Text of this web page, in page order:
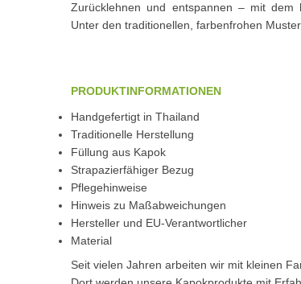
Zurücklehnen und entspannen – mit dem
Unter den traditionellen, farbenfrohen
PRODUKTINFORMATIONEN
Handgefertigt in Thailand
Traditionelle Herstellung
Füllung aus Kapok
Strapazierfähiger Bezug
Pflegehinweise
Hinweis zu Maßabweichungen
Hersteller und EU-Verantwortlicher
Material
Seit vielen Jahren arbeiten wir mit kleinen